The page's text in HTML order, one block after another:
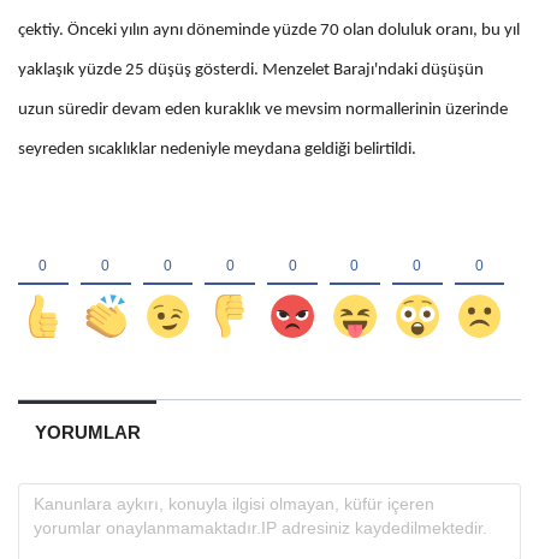
çektiy. Önceki yılın aynı döneminde yüzde 70 olan doluluk oranı, bu yıl
yaklaşık yüzde 25 düşüş gösterdi. Menzelet Barajı'ndaki düşüşün
uzun süredir devam eden kuraklık ve mevsim normallerinin üzerinde
seyreden sıcaklıklar nedeniyle meydana geldiği belirtildi.
YORUMLAR